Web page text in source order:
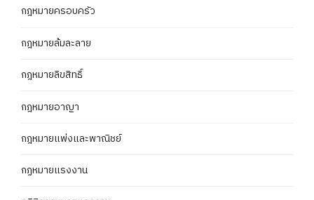
กฎหมายครอบครัว
กฎหมายล้มละลาย
กฎหมายลิขสิทธิ์
กฎหมายอาญา
กฎหมายแพ่งและพาณิชย์
กฏหมายแรงงาน